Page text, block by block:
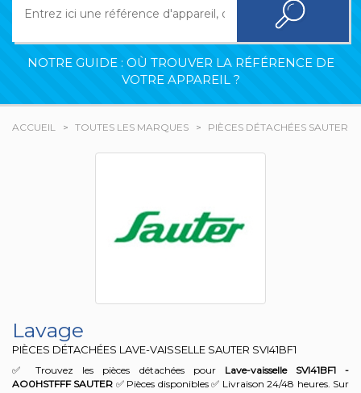
NOTRE GUIDE : OÙ TROUVER LA RÉFÉRENCE DE
VOTRE APPAREIL ?
ACCUEIL TOUTES LES MARQUES PIÈCES DÉTACHÉES SAUTER
Lavage
PIÈCES DÉTACHÉES LAVE-VAISSELLE SAUTER SVI41BF1
✅ Trouvez les pièces détachées pour Lave-vaisselle SVI41BF1 -
AO0HSTFFF SAUTER ✅ Pièces disponibles ✅ Livraison 24/48 heures. Sur